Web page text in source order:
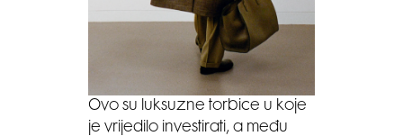
Ovo su luksuzne torbice u koje
je vrijedilo investirati, a među